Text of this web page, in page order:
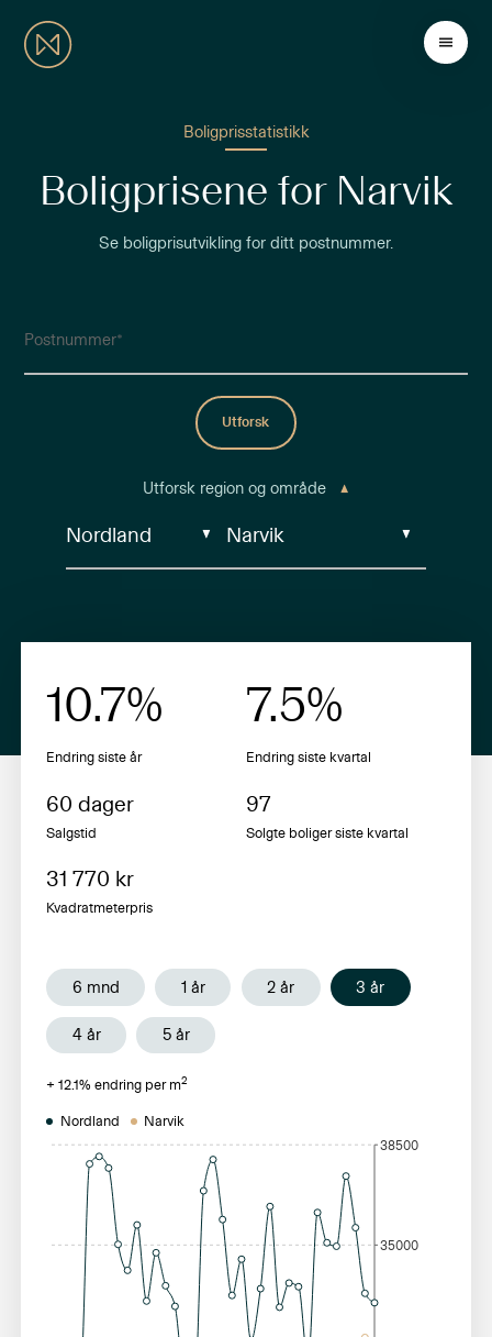
Boligprisstatistikk
Boligprisene for Narvik
Se boligprisutvikling for ditt postnummer.
Postnummer
Utforsk
Utforsk region og område
10.7%
Endring siste år
7.5%
Endring siste kvartal
60 dager
Salgstid
97
Solgte boliger siste kvartal
31 770 kr
Kvadratmeterpris
6 mnd 1 år 2 år 3 år
4 år 5 år
+12.1% endring per m2
Nordland Narvik
35000
38500